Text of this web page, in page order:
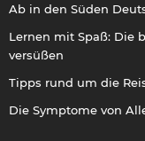
Ab in den Süden
Lernen mit Spaß: Die
versüßen
Tipps rund um die
Die Symptome von